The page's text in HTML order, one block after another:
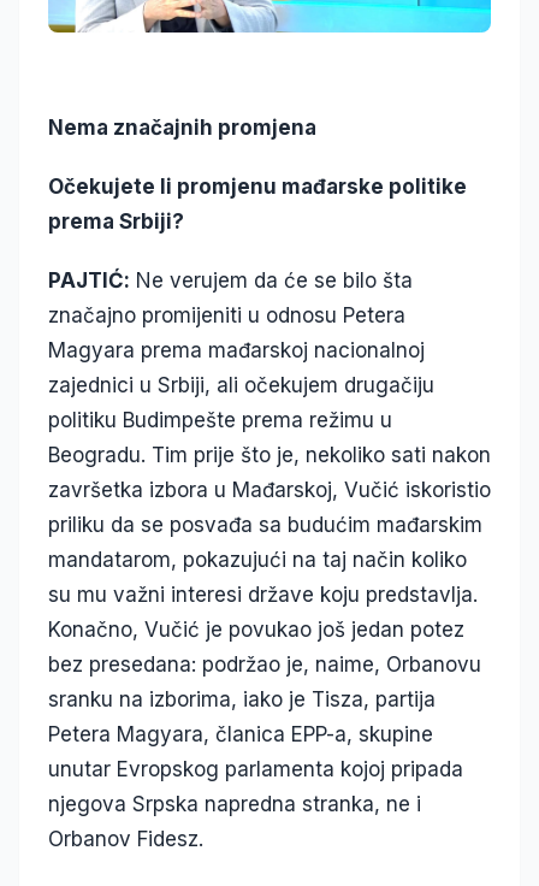
Nema značajnih promjena
Očekujete li promjenu mađarske politike
prema Srbiji?
PAJTIĆ: Ne verujem da će se bilo šta
značajno promijeniti u odnosu Petera
Magyara prema mađarskoj nacionalnoj
zajednici u Srbiji, ali očekujem drugačiju
politiku Budimpešte prema režimu u
Beogradu. Tim prije što je, nekoliko sati nakon
završetka izbora u Mađarskoj, Vučić iskoristio
priliku da se posvađa sa budućim mađarskim
mandatarom, pokazujući na taj način koliko
su mu važni interesi države koju predstavlja.
Konačno, Vučić je povukao još jedan potez
bez presedana: podržao je, naime, Orbanovu
sranku na izborima, iako je Tisza, partija
Petera Magyara, članica EPP-a, skupine
unutar Evropskog parlamenta kojoj pripada
njegova Srpska napredna stranka, ne i
Orbanov Fidesz.